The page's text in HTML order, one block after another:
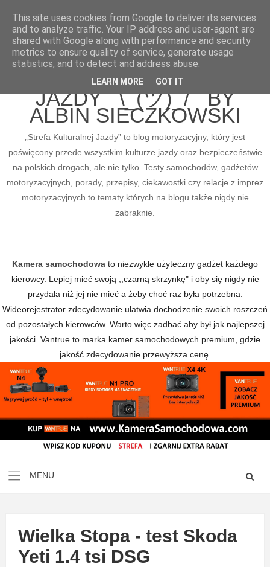
BLOG MOTORYZACYJNY
STREFA KULTURALNEJ
JAZDY ¯\_(ツ)_/¯ BY
ALBIN SIECZKOWSKI
„Strefa Kulturalnej Jazdy” to blog motoryzacyjny, który jest
poświęcony przede wszystkim kulturze jazdy oraz bezpieczeństwie
na polskich drogach, ale nie tylko. Testy samochodów, gadżetów
motoryzacyjnych, porady, przepisy, ciekawostki czy relacje z imprez
motoryzacyjnych to tematy których na blogu także nigdy nie
zabraknie.
Kamera samochodowa to niezwykle użyteczny gadżet każdego
kierowcy. Lepiej mieć swoją ,,czarną skrzynkę" i oby się nigdy nie
przydała niż jej nie mieć a żeby choć raz była potrzebna.
Wideorejestrator zdecydowanie ułatwia dochodzenie swoich roszczeń
od pozostałych kierowców. Warto więc zadbać aby był jak najlepszej
jakości. Vantrue to marka kamer samochodowych premium, gdzie
jakość zdecydowanie przewyższa cenę.
Wielka Stopa - test Skoda
Yeti 1.4 tsi DSG
This site uses cookies from Google to deliver its services
and to analyze traffic. Your IP address and user-agent are
shared with Google along with performance and security
metrics to ensure quality of service, generate usage
statistics, and to detect and address abuse.
LEARN MORE GOT IT